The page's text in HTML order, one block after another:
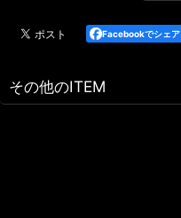
Facebookでシェア
その他のITEM